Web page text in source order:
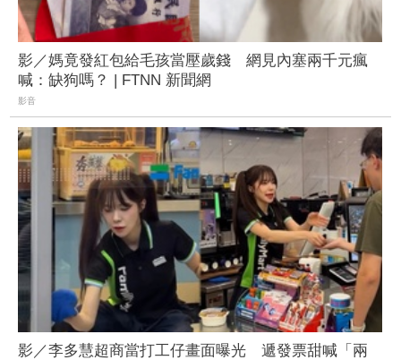
影／媽竟發紅包給毛孩當壓歲錢 網見內塞兩千元瘋
喊：缺狗嗎？ | FTNN 新聞網
影音
影／李多慧超商當打工仔畫面曝光 遞發票甜喊「兩